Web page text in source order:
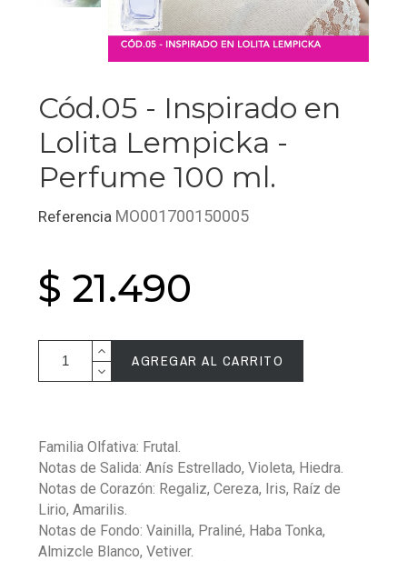
Cód.05 - Inspirado en
Lolita Lempicka -
Perfume 100 ml.
Referencia MO001700150005
$ 21.490
AGREGAR AL CARRITO
Familia Olfativa: Frutal.
Notas de Salida: Anís Estrellado, Violeta, Hiedra.
Notas de Corazón: Regaliz, Cereza, Iris, Raíz de
Lirio, Amarilis.
Notas de Fondo: Vainilla, Praliné, Haba Tonka,
Almizcle Blanco, Vetiver.